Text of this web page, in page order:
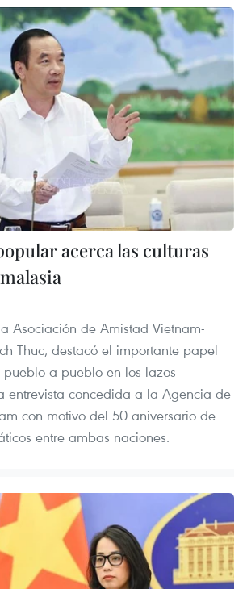
acerca las culturas
Asociación de Amistad Vietnam-
Thuc, destacó el importante papel
a pueblo en los lazos
entrevista concedida a la Agencia de
con motivo del 50 aniversario de
entre ambas naciones.